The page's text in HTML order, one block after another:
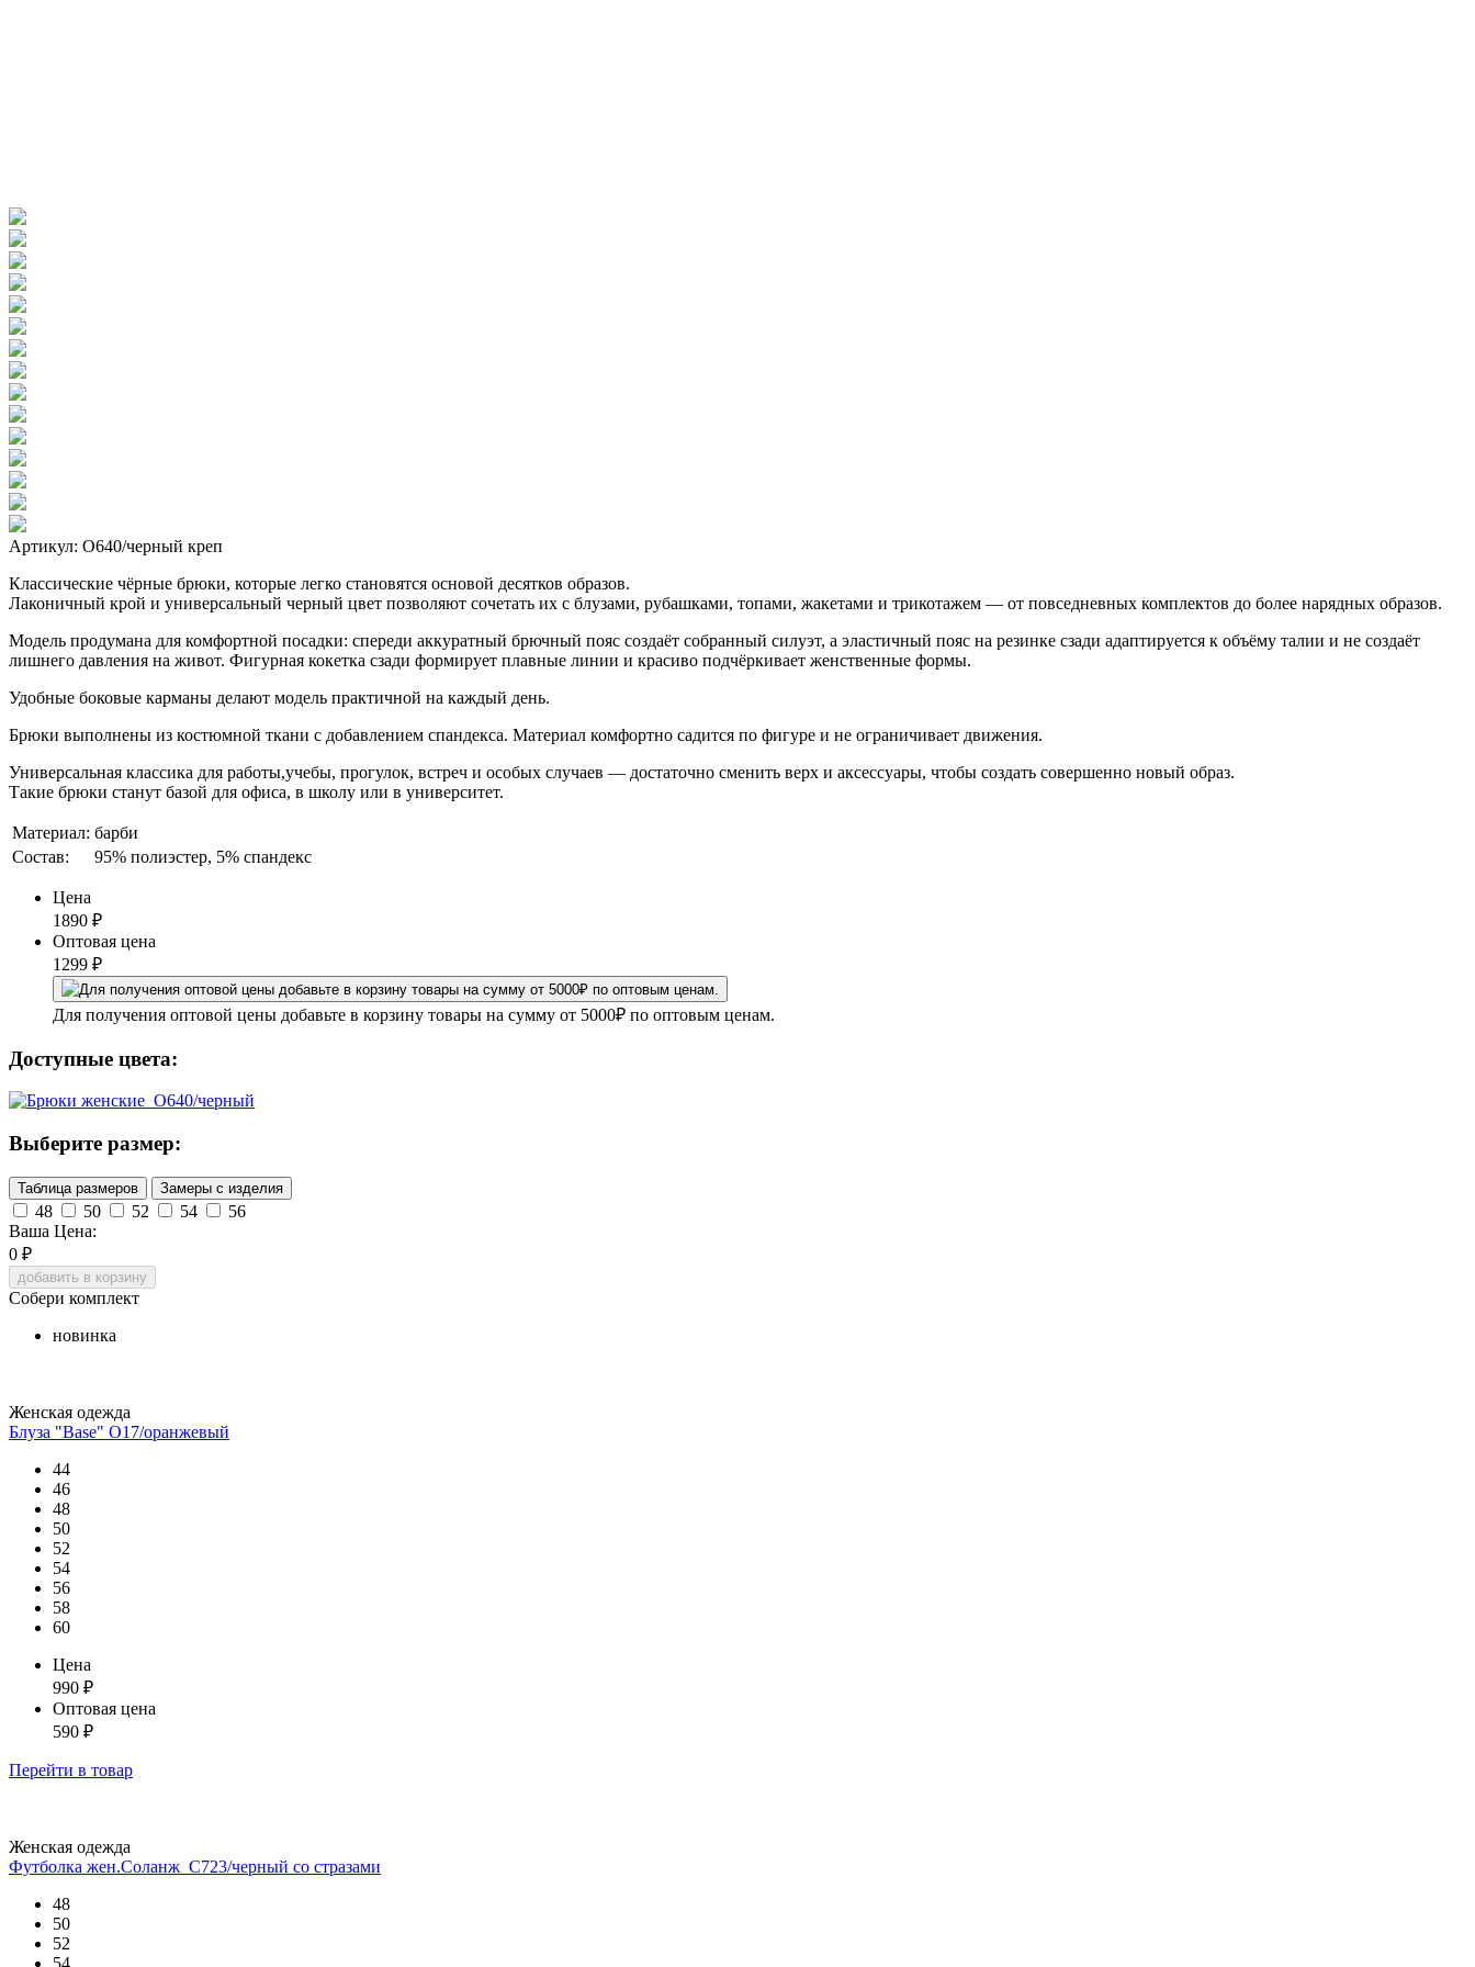
Артикул: О640/черный креп
Классические чёрные брюки, которые легко становятся основой десятков образов.
Лаконичный крой и универсальный черный цвет позволяют сочетать их с блузами, рубашками, топами, жакетами и трикотажем — от повседневных комплектов до более нарядных образов.
Модель продумана для комфортной посадки: спереди аккуратный брючный пояс создаёт собранный силуэт, а эластичный пояс на резинке сзади адаптируется к объёму талии и не создаёт
лишнего давления на живот. Фигурная кокетка сзади формирует плавные линии и красиво подчёркивает женственные формы.
Удобные боковые карманы делают модель практичной на каждый день.
Брюки выполнены из костюмной ткани с добавлением спандекса. Материал комфортно садится по фигуре и не ограничивает движения.
Универсальная классика для работы,учебы, прогулок, встреч и особых случаев — достаточно сменить верх и аксессуары, чтобы создать совершенно новый образ.
Такие брюки станут базой для офиса, в школу или в университет.
Материал: барби
Состав:
95% полиэстер, 5% спандекс
Цена
1890 ₽
Оптовая цена
1299 ₽
Для получения оптовой цены добавьте в корзину товары на сумму от 5000₽ по оптовым ценам.
Доступные цвета:
Выберите размер:
Таблица размеров Замеры с изделия
48 50 52 54
56
Ваша Цена:
0 ₽
добавить в корзину
Собери комплект
новинка
Женская одежда
Блуза "Base" О17/оранжевый
44
46
48
50
52
54
56
58
60
Цена
990 ₽
Оптовая цена
590 ₽
Перейти в товар
Женская одежда
Футболка жен.Соланж_С723/черный со стразами
48
50
52
54